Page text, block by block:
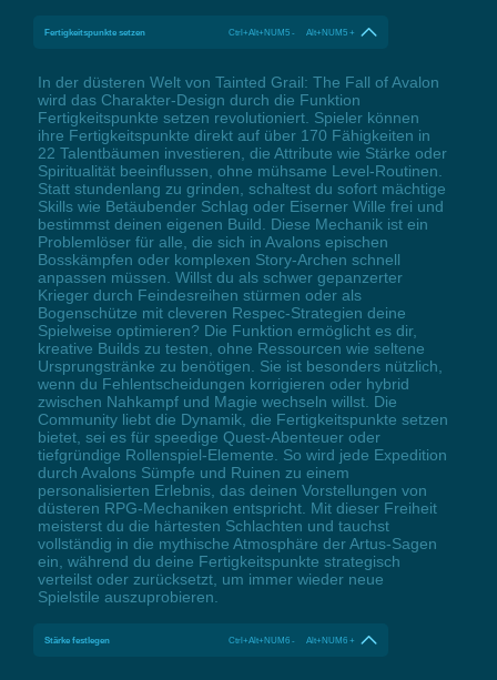
Fertigkeitspunkte setzen Ctrl+Alt+NUM5 - Alt+NUM5 +
In der düsteren Welt von Tainted Grail: The Fall of Avalon
wird das Charakter-Design durch die Funktion
Fertigkeitspunkte setzen revolutioniert. Spieler können
ihre Fertigkeitspunkte direkt auf über 170 Fähigkeiten in
22 Talentbäumen investieren, die Attribute wie Stärke oder
Spiritualität beeinflussen, ohne mühsame Level-Routinen.
Statt stundenlang zu grinden, schaltest du sofort mächtige
Skills wie Betäubender Schlag oder Eiserner Wille frei und
bestimmst deinen eigenen Build. Diese Mechanik ist ein
Problemlöser für alle, die sich in Avalons epischen
Bosskämpfen oder komplexen Story-Archen schnell
anpassen müssen. Willst du als schwer gepanzerter
Krieger durch Feindesreihen stürmen oder als
Bogenschütze mit cleveren Respec-Strategien deine
Spielweise optimieren? Die Funktion ermöglicht es dir,
kreative Builds zu testen, ohne Ressourcen wie seltene
Ursprungstränke zu benötigen. Sie ist besonders nützlich,
wenn du Fehlentscheidungen korrigieren oder hybrid
zwischen Nahkampf und Magie wechseln willst. Die
Community liebt die Dynamik, die Fertigkeitspunkte setzen
bietet, sei es für speedige Quest-Abenteuer oder
tiefgründige Rollenspiel-Elemente. So wird jede Expedition
durch Avalons Sümpfe und Ruinen zu einem
personalisierten Erlebnis, das deinen Vorstellungen von
düsteren RPG-Mechaniken entspricht. Mit dieser Freiheit
meisterst du die härtesten Schlachten und tauchst
vollständig in die mythische Atmosphäre der Artus-Sagen
ein, während du deine Fertigkeitspunkte strategisch
verteilst oder zurücksetzt, um immer wieder neue
Spielstile auszuprobieren.
Stärke festlegen Ctrl+Alt+NUM6 - Alt+NUM6 +